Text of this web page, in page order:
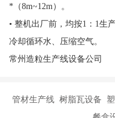
*（8m~12m）。
• 整机出厂前，均按1：1生
冷却循环水、压缩空气。
常州造粒生产线设备公司
管材生产线 树脂瓦设备